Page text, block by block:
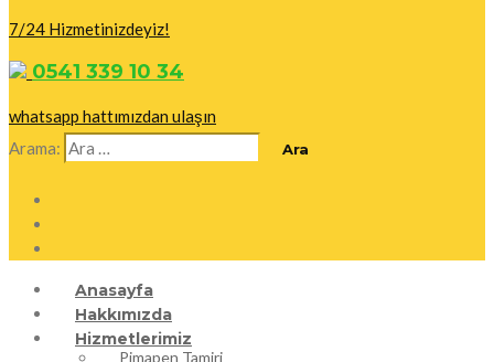
7/24 Hizmetinizdeyiz!
0541 339 10 34
whatsapp hattımızdan ulaşın
Arama:
Anasayfa
Hakkımızda
Hizmetlerimiz
Pimapen Tamiri